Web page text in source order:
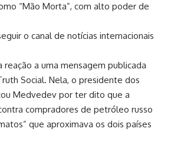
“Mão Morta”, com alto poder de
o canal de notícias internacionais
reação a uma mensagem publicada
Social. Nela, o presidente dos
Medvedev por ter dito que a
compradores de petróleo russo
que aproximava os dois países